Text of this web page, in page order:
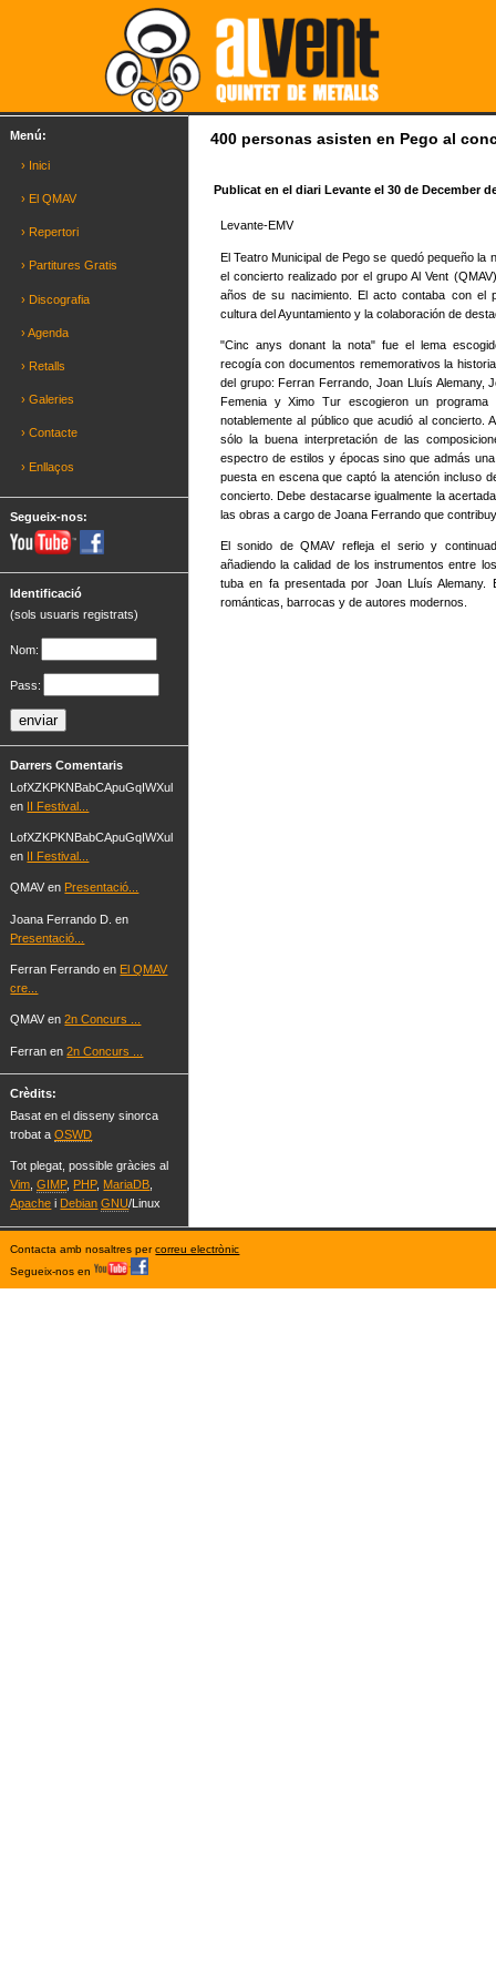
Menú:
› Inici
› El QMAV
› Repertori
› Partitures Gratis
› Discografia
› Agenda
› Retalls
› Galeries
› Contacte
› Enllaços
Segueix-nos:
Identificació
(sols usuaris registrats)
Nom:
Pass:
Darrers Comentaris
LofXZKPKNBabCApuGqIWXul
en II Festival...
LofXZKPKNBabCApuGqIWXul
en II Festival...
QMAV en Presentació...
Joana Ferrando D. en
Presentació...
Ferran Ferrando en El QMAV
cre...
QMAV en2n Concurs ...
Ferran en2n Concurs ...
Crèdits:
Basat en el disseny sinorca
trobat aOSWD
Tot plegat, possible gràcies al
Vim ,GIMP, PHP, MariaDB
Apache i Debian GNU/Linux
400 personas asisten en Pego al
Publicat en el diari Levante el 30 de December
Levante-EMV
El Teatro Municipal de Pego se quedó pequeño la
el concierto realizado por el grupo Al Vent
años de su nacimiento. El acto contaba con el
cultura del Ayuntamiento y la colaboración de
"Cinc anys donant la nota" fue el lema
recogía con documentos rememorativos la
del grupo: Ferran Ferrando, Joan Lluís Alemany,
Femenia y Ximo Tur escogieron un programa
notablemente al público que acudió al concierto.
sólo la buena interpretación de las
espectro de estilos y épocas sino que admás
puesta en escena que captó la atención incluso
concierto. Debe destacarse igualmente la
las obras a cargo de Joana Ferrando que
El sonido de QMAV refleja el serio y
añadiendo la calidad de los instrumentos entre
tuba en fa presentada por Joan Lluís Alemany.
románticas, barrocas y de autores modernos.
Contacta amb nosaltres percorreu electrònic
Segueix-nos en